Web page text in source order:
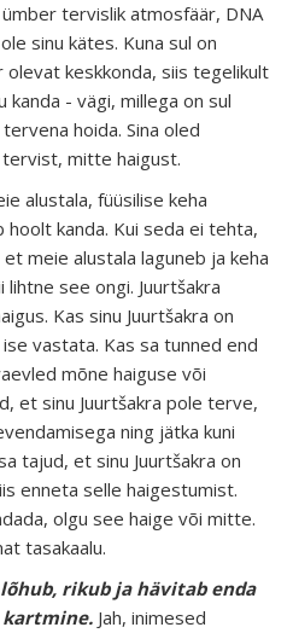
tervislik atmosfäär, DNA
sinu kätes. Kuna sul on
olevat keskkonda, siis tegelikult
kanda - vägi, millega on sul
hoida. Sina oled
mitte haigust.
alustala, füüsilise keha
kanda. Kui seda ei tehta,
meie alustala laguneb ja keha
see ongi. Juurtšakra
Kas sinu Juurtšakra on
vastata. Kas sa tunned end
mõne haiguse või
et sinu Juurtšakra pole terve,
ning jätka kuni
tajud, et sinu Juurtšakra on
enneta selle haigestumist.
olgu see haige või mitte.
tasakaalu.
rikub ja hävitab enda
kartmine. Jah, inimesed